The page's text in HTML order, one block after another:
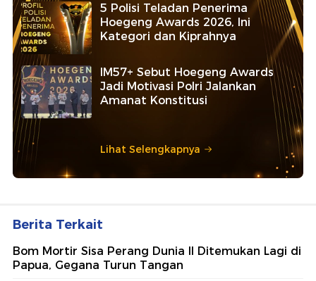
5 Polisi Teladan Penerima
Hoegeng Awards 2026, Ini
Kategori dan Kiprahnya
IM57+ Sebut Hoegeng Awards
Jadi Motivasi Polri Jalankan
Amanat Konstitusi
Lihat Selengkapnya
Berita Terkait
Bom Mortir Sisa Perang Dunia II Ditemukan Lagi di
Papua, Gegana Turun Tangan